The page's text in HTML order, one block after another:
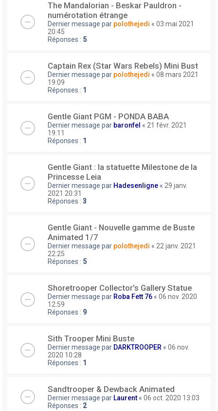
The Mandalorian - Beskar Pauldron -
numérotation étrange
Dernier message par polothejedi « 03 mai 2021
20:45
Réponses : 5
Captain Rex (Star Wars Rebels) Mini Bust
Dernier message par polothejedi « 08 mars 2021
19:09
Réponses : 1
Gentle Giant PGM - PONDA BABA
Dernier message par baronfel « 21 févr. 2021
19:11
Réponses : 1
Gentle Giant : la statuette Milestone de la
Princesse Leia
Dernier message par Hadesenligne « 29 janv.
2021 20:31
Réponses : 3
Gentle Giant - Nouvelle gamme de Buste
Animated 1/7
Dernier message par polothejedi « 22 janv. 2021
22:25
Réponses : 5
Shoretrooper Collector’s Gallery Statue
Dernier message par Roba Fett 76 « 06 nov. 2020
12:59
Réponses : 9
Sith Trooper Mini Buste
Dernier message par DARKTROOPER « 06 nov.
2020 10:28
Réponses : 1
Sandtrooper & Dewback Animated
Dernier message par Laurent « 06 oct. 2020 13:03
Réponses : 2